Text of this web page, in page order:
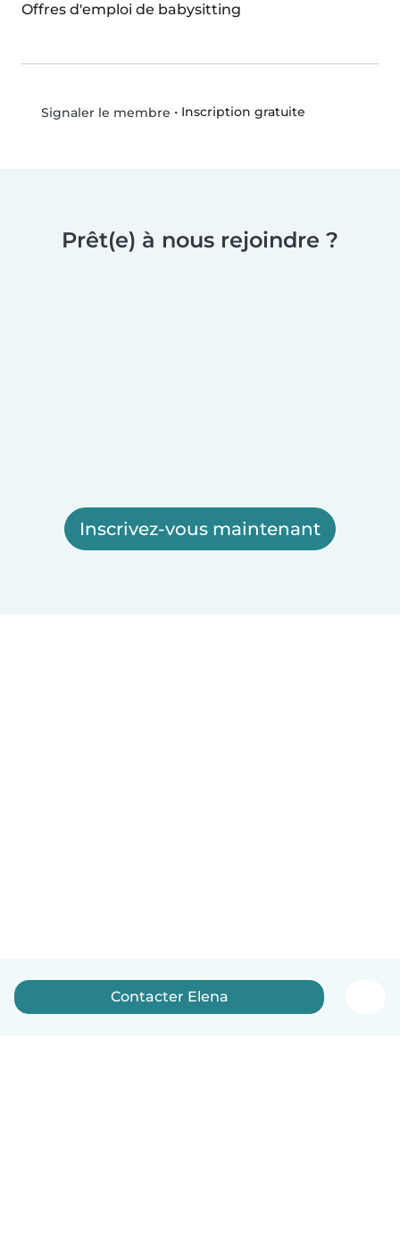
Offres d'emploi de babysitting
Signaler le membre • Inscription gratuite
Prêt(e) à nous rejoindre ?
Inscrivez-vous maintenant
Contacter Elena